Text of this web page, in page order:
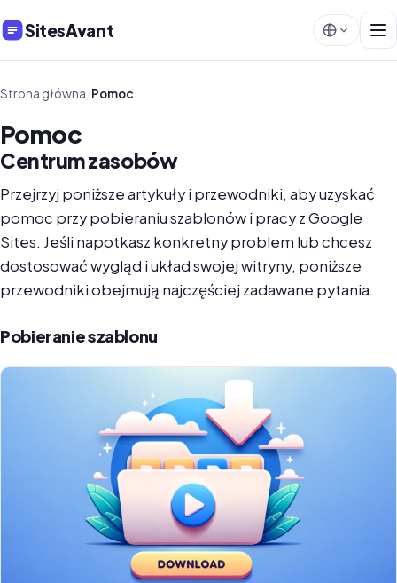
SitesAvant
Strona główna/Pomoc
Pomoc
Centrum zasobów
Przejrzyj poniższe artykuły i przewodniki, aby uzyskać
pomoc przy pobieraniu szablonów i pracy z Google
Sites. Jeśli napotkasz konkretny problem lub chcesz
dostosować wygląd i układ swojej witryny, poniższe
przewodniki obejmują najczęściej zadawane pytania.
Pobieranie szablonu